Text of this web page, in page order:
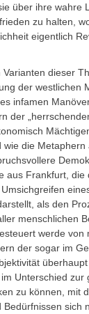
über ihre wahre
zu halten,
eigentlich
Varianten dieser
der westlichen
infamen
der
wie die
aus Frankfurt, die
als den
menschlichen
werde von
der sogar im
Unterschied zur
zu können, mit
sich